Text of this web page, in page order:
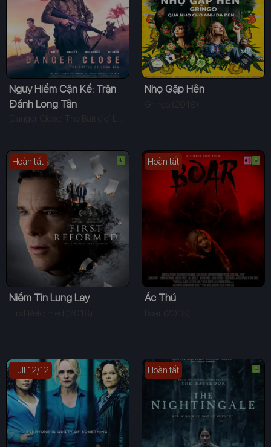
Nguy Hiểm Cận Kề: Trận
Đánh Long Tân
Nhọ Gặp Hên
Hoàn tất
Niềm Tin Lung Lay
Hoàn tất
Ác Thú
Full 12/12 Hoàn tất